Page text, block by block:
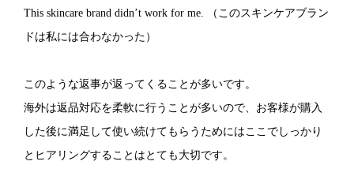
This skincare brand didn’t work for me. （このスキンケアブラン
ドは私には合わなかった）
このような返事が返ってくることが多いです。
海外は返品対応を柔軟に行うことが多いので、お客様が購入
した後に満足して使い続けてもらうためにはここでしっかり
とヒアリングすることはとても大切です。